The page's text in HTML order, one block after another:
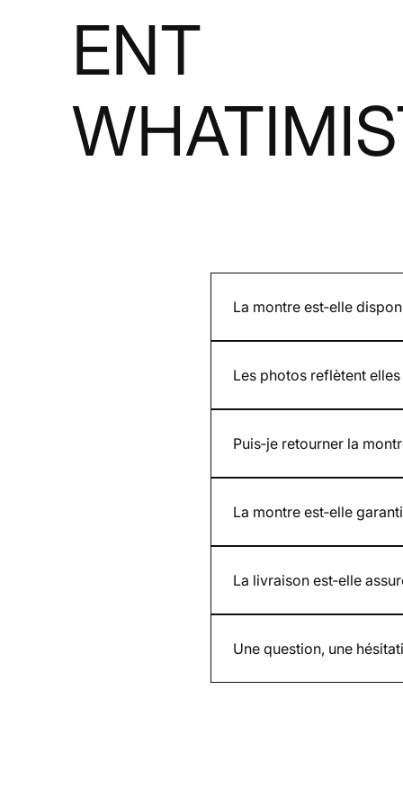
ENT
La montre est‑elle
et est indiqué sur la page
Les photos reflètent
les visuels fournis par la
Puis‑je retourner la
La montre est‑elle
La livraison est‑elle
Une question, une